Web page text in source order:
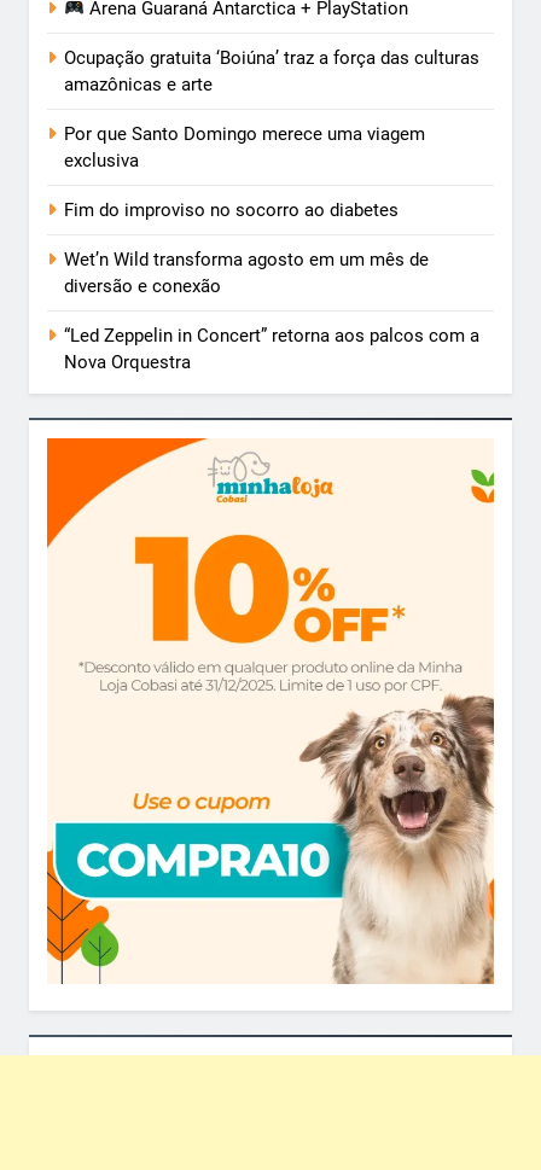
Arena Guaraná Antarctica + PlayStation
Ocupação gratuita ‘Boiúna’ traz a força das culturas
amazônicas e arte
Por que Santo Domingo merece uma viagem
exclusiva
Fim do improviso no socorro ao diabetes
Wet’n Wild transforma agosto em um mês de
diversão e conexão
“Led Zeppelin in Concert” retorna aos palcos com a
Nova Orquestra